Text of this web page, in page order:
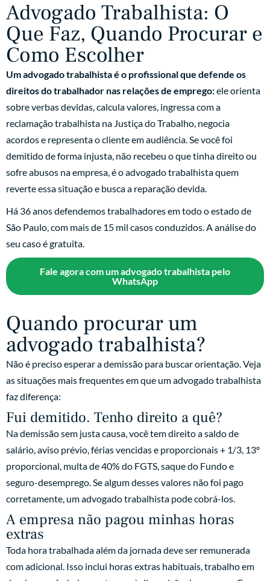
Advogado Trabalhista: O
Que Faz, Quando Procurar e
Como Escolher
Um advogado trabalhista é o profissional que defende os
direitos do trabalhador nas relações de emprego:ele orienta
sobre verbas devidas, calcula valores, ingressa com a
reclamação trabalhista na Justiça do Trabalho, negocia
acordos e representa o cliente em audiência. Se você foi
demitido de forma injusta, não recebeu o que tinha direito ou
sofre abusos na empresa, é o advogado trabalhista quem
reverte essa situação e busca a reparação devida.
Há 36 anos defendemos trabalhadores em todo o estado de
São Paulo, com mais de 15 mil casos conduzidos. A análise do
seu caso é gratuita.
Fale agora com um advogado trabalhista pelo
WhatsApp
Quando procurar um
advogado trabalhista?
Não é preciso esperar a demissão para buscar orientação. Veja
as situações mais frequentes em que um advogado trabalhista
faz diferença:
Fui demitido. Tenho direito a quê?
Na demissão sem justa causa, você tem direito a saldo de
salário, aviso prévio, férias vencidas e proporcionais + 1/3, 13º
proporcional, multa de 40% do FGTS, saque do Fundo e
seguro-desemprego. Se algum desses valores não foi pago
corretamente, um advogado trabalhista pode cobrá-los.
A empresa não pagou minhas horas
extras
Toda hora trabalhada além da jornada deve ser remunerada
com adicional. Isso inclui horas extras habituais, trabalho em